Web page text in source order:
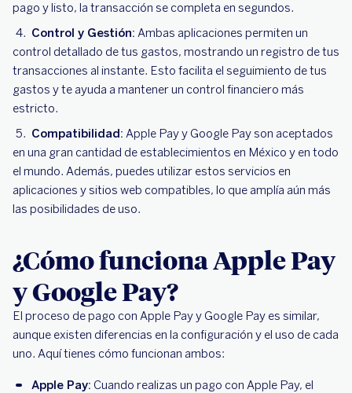
pago y listo, la transacción se completa en segundos.
Control y Gestión: Ambas aplicaciones permiten un
control detallado de tus gastos, mostrando un registro de tus
transacciones al instante. Esto facilita el seguimiento de tus
gastos y te ayuda a mantener un control financiero más
estricto.
Compatibilidad: Apple Pay y Google Pay son aceptados
en una gran cantidad de establecimientos en México y en todo
el mundo. Además, puedes utilizar estos servicios en
aplicaciones y sitios web compatibles, lo que amplía aún más
las posibilidades de uso.
¿Cómo funciona Apple Pay
y Google Pay?
El proceso de pago con Apple Pay y Google Pay es similar,
aunque existen diferencias en la configuración y el uso de cada
uno. Aquí tienes cómo funcionan ambos:
Apple Pay: Cuando realizas un pago con Apple Pay, el